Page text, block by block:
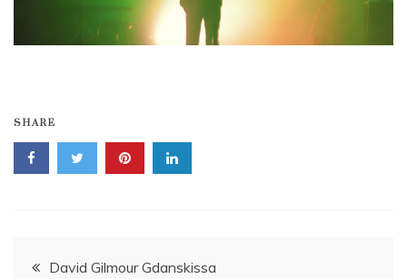
SHARE
Artikkelien
David Gilmour Gdanskissa